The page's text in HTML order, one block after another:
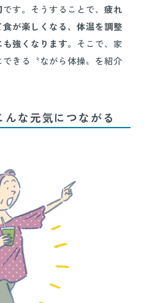
です。そうすることで、 疲れ
が楽しくなる、体温を調整
強くなります。 そこで、家
きる〝ながら体操〟を紹介
な元気につながる